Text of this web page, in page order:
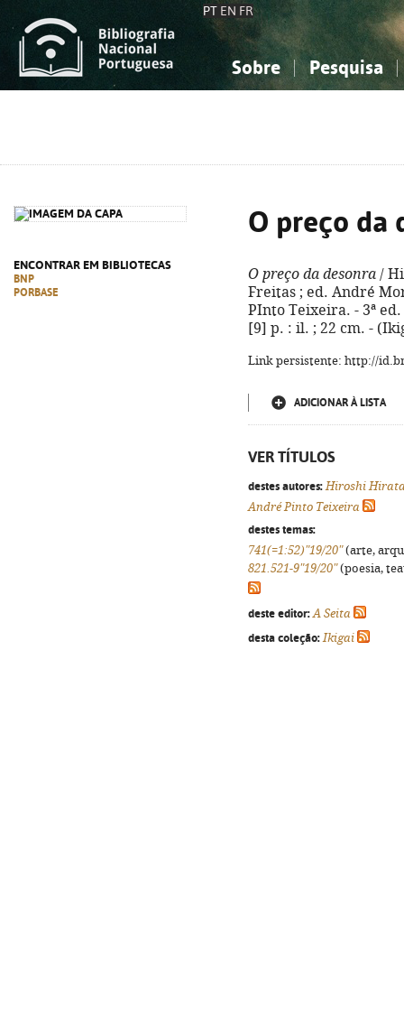
PT EN FR
Sobre Pesquisa
ENCONTRAR EM BIBLIOTECAS
BNP
PORBASE
O preço da
O preço da desonra /
Freitas ; ed. André
PInto Teixeira. - 3ª
[9] p. : il. ; 22 cm. -
Link persistente: http://
ADICIONAR À LISTA
VER TÍTULOS
destes autores: Hiroshi
André Pinto Teixeira
destes temas:
741(=1:52)"19/20"(arte,
821.521-9"19/20"(poesia,
deste editor: A Seita
desta coleção: Ikigai